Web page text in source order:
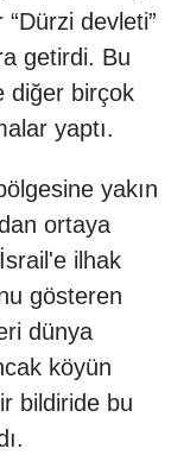
devleti”
getirdi. Bu
diğer birçok
yaptı.
yakın
ortaya
ilhak
gösteren
dünya
köyün
bildiride bu